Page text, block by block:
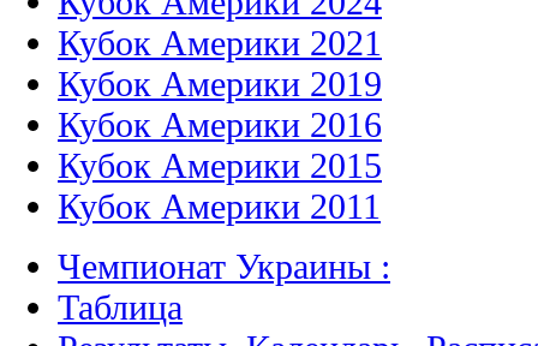
Кубок Америки 2021
Кубок Америки 2019
Кубок Америки 2016
Кубок Америки 2015
Кубок Америки 2011
Чемпионат Украины :
Таблица